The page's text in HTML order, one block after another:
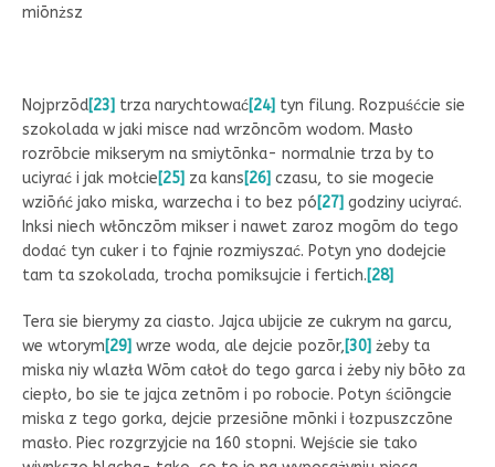
miōnższ
Nojprzōd[23] trza narychtować[24] tyn filung. Rozpuśćcie sie
szokolada w jaki misce nad wrzōncōm wodom. Masło
rozrōbcie mikserym na smiytōnka- normalnie trza by to
uciyrać i jak mołcie[25] za kans[26] czasu, to sie mogecie
wziōńć jako miska, warzecha i to bez pó[27] godziny uciyrać.
Inksi niech włōnczōm mikser i nawet zaroz mogōm do tego
dodać tyn cuker i to fajnie rozmiyszać. Potyn yno dodejcie
tam ta szokolada, trocha pomiksujcie i fertich.[28]
Tera sie bierymy za ciasto. Jajca ubijcie ze cukrym na garcu,
we wtorym[29] wrze woda, ale dejcie pozōr,[30] żeby ta
miska niy wlazła Wōm całoł do tego garca i żeby niy bōło za
ciepło, bo sie te jajca zetnōm i po robocie. Potyn ściōngcie
miska z tego gorka, dejcie przesiōne mōnki i łozpuszczōne
masło. Piec rozgrzyjcie na 160 stopni. Wejście sie tako